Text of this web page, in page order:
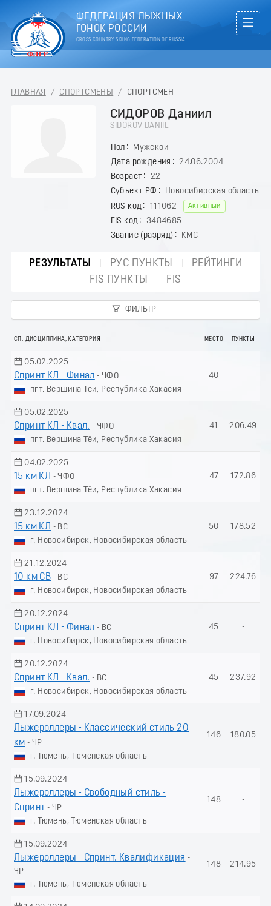
ФЕДЕРАЦИЯ ЛЫЖНЫХ
ГОНОК РОССИИ
CROSS COUNTRY SKIING FEDERATION OF RUSSIA
ГЛАВНАЯ / СПОРТСМЕНЫ / СПОРТСМЕН
СИДОРОВ Даниил
SIDOROV DANIIL
Пол
Мужской
Дата рождения
24.06.2004
Возраст
22
Субъект РФ
Новосибирская область
RUS код
111062 Активный
FIS код
3484685
Звание (разряд)
КМС
РЕЗУЛЬТАТЫ РУС ПУНКТЫ
РЕЙТИНГИ
FIS ПУНКТЫ
FIS
ФИЛЬТР
СП. ДИСЦИПЛИНА, КАТЕГОРИЯ МЕСТО ПУНКТЫ
05.02.2025
Спринт КЛ - Финал - ЧФО
пгт. Вершина Тёи, Республика Хакасия
40 -
05.02.2025
Спринт КЛ - Квал. - ЧФО
пгт. Вершина Тёи, Республика Хакасия
41 206.49
04.02.2025
15 км КЛ
- ЧФО
пгт. Вершина Тёи, Республика Хакасия
47 172.86
23.12.2024
15 км КЛ
- ВС
г. Новосибирск, Новосибирская область
50 178.52
21.12.2024
10 км СВ - ВС
г. Новосибирск, Новосибирская область
97 224.76
20.12.2024
Спринт КЛ - Финал - ВС
г. Новосибирск, Новосибирская область
45 -
20.12.2024
Спринт КЛ - Квал. - ВС
г. Новосибирск, Новосибирская область
45 237.92
17.09.2024
Лыжероллеры - Классический стиль 20
км - ЧР
г. Тюмень, Тюменская область
146 180.05
15.09.2024
Лыжероллеры - Свободный стиль -
Спринт - ЧР
г. Тюмень, Тюменская область
148 -
15.09.2024
Лыжероллеры - Спринт. Квалификация -
ЧР
г. Тюмень, Тюменская область
148 214.95